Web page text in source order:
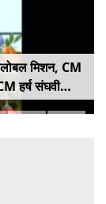
मिशन, CM
हर्ष संघवी